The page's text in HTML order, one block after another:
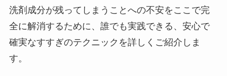
洗剤成分が残ってしまうことへの不安をここで完
全に解消するために、誰でも実践できる、安心で
確実なすすぎのテクニックを詳しくご紹介しま
す。